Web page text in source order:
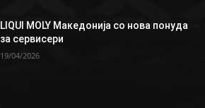
LIQUI MOLY Македонија со нова понуда
за сервисери
19/04/2026